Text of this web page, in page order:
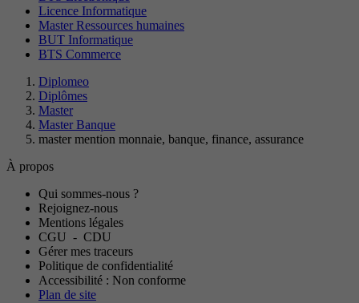
Licence Informatique
Master Ressources humaines
BUT Informatique
BTS Commerce
Diplomeo
Diplômes
Master
Master Banque
master mention monnaie, banque, finance, assurance
À propos
Qui sommes-nous ?
Rejoignez-nous
Mentions légales
CGU - CDU
Gérer mes traceurs
Politique de confidentialité
Accessibilité : Non conforme
Plan de site